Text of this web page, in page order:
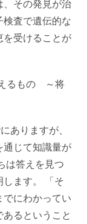
その発見が治
査で遺伝的な
受けることが
るもの ～将
ありますが、
通じて知識量が
は答えを見つ
ます。 「そ
にわかってい
るということ